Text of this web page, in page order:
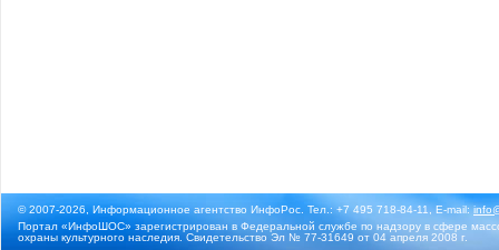
© 2007-2026, Информационное агентство ИнфоРос. Тел.: +7 495 718-84-11, E-mail:
Портал «ИнфоШОС» зарегистрирован в Федеральной службе по надзору в сфере
охраны культурного наследия. Свидетельство Эл № 77-31649 от 04 апреля 2008 г.